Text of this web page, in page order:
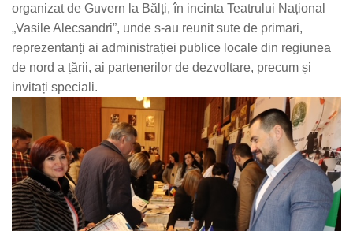
organizat de Guvern la Bălți, în incinta Teatrului Național
„Vasile Alecsandri”, unde s-au reunit sute de primari,
reprezentanți ai administrației publice locale din regiunea
de nord a țării, ai partenerilor de dezvoltare, precum și
invitați speciali.